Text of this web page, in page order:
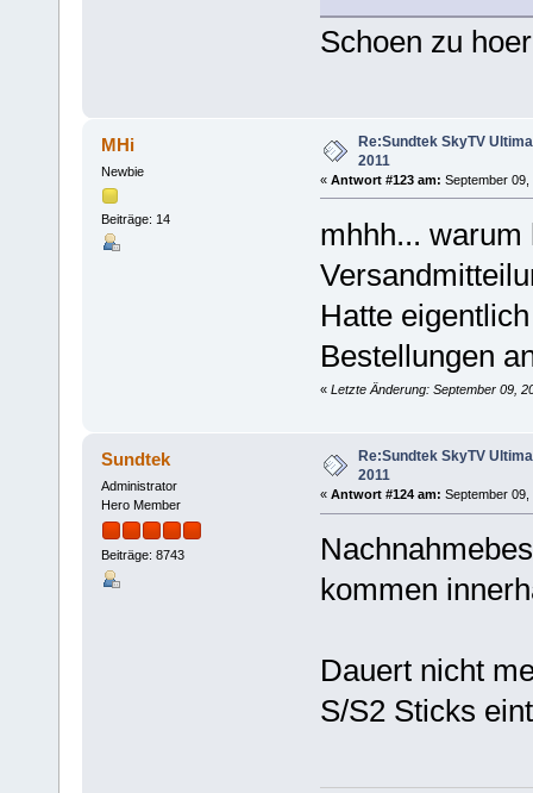
Schoen zu
MHi
Newbie
Beiträge: 14
Re:Sundtek SkyTV
2011
« Antwort #123 am: September 09,
mhhh... warum
Hatte
Bestellungen
« Letzte Änderung: September 09,
Sundtek
Administrator
Hero Member
Beiträge: 8743
Re:Sundtek SkyTV
2011
« Antwort #124 am: September 09,
kommen
Dauert nicht
S/S2 Sticks